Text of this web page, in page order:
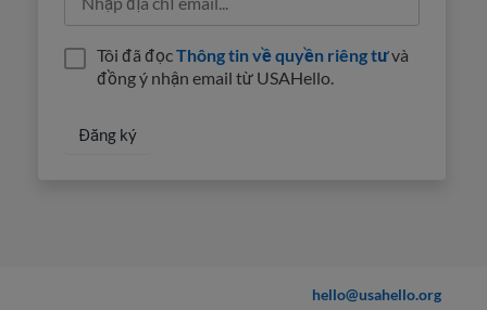
Tôi đã đọcThông tin về quyền riêng tưvà
đồng ý nhận email từ USAHello.
hello@usahello.org